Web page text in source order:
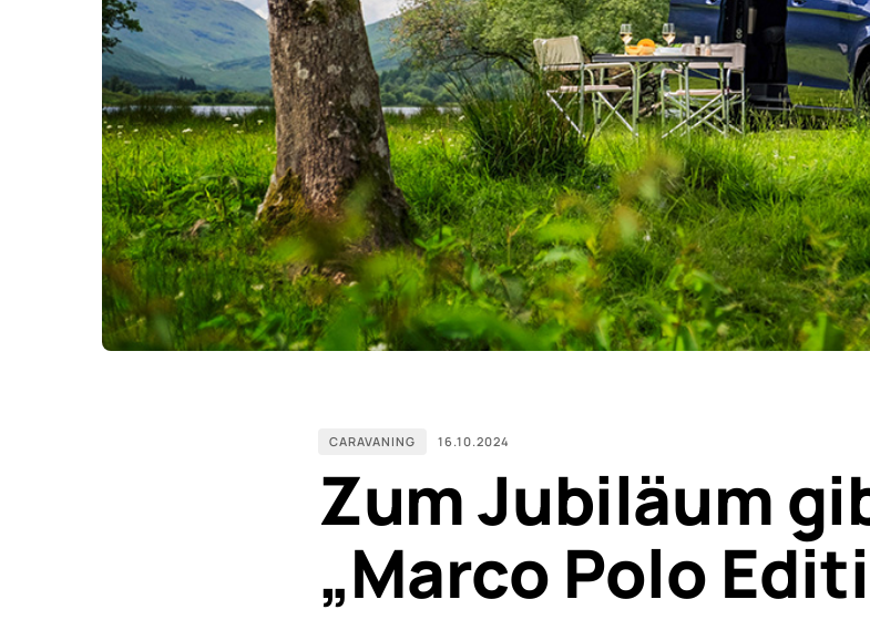
CARAVANING 16.10.2024
Zum Jubiläum
„Marco Polo